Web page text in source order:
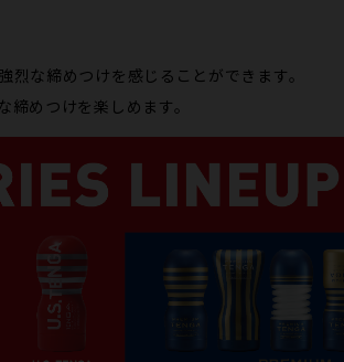
な締めつけを感じることができます。
めつけを楽しめます。